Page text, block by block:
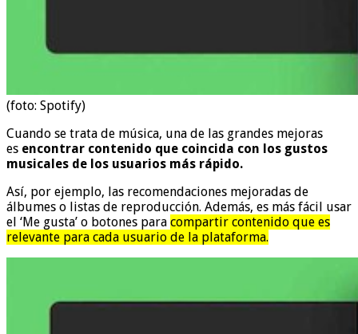
(foto: Spotify)
Cuando se trata de música, una de las grandes mejoras
es encontrar contenido que coincida con los gustos
musicales de los usuarios más rápido.
Así, por ejemplo, las recomendaciones mejoradas de
álbumes o listas de reproducción. Además, es más fácil usar
el ‘Me gusta’ o botones para compartir contenido que es
relevante para cada usuario de la plataforma.